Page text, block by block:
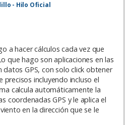
- Hilo Oficial
a hacer cálculos cada vez que
que hago son aplicaciones en las
GPS, con solo click obtener
incluyendo incluso el
calcula automáticamente la
coordenadas GPS y le aplica el
en la dirección que se le